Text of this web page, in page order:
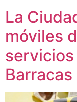
La
móviles
servicios
Barracas